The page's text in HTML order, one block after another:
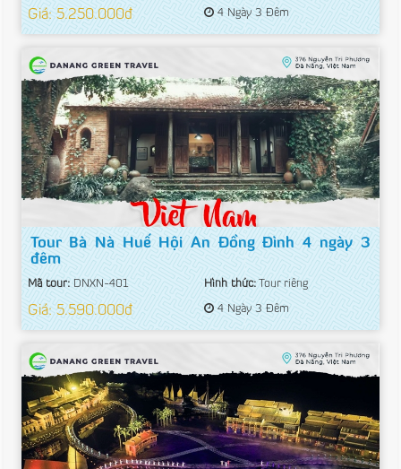
Giá: 5.250.000đ 4 Ngày 3 Đêm
Tour Bà Nà Huế Hội An Đồng Đình 4 ngày 3
đêm
Mã tour: DNXN-401 Hình thức:Tour riêng
Giá: 5.590.000đ 4 Ngày 3 Đêm